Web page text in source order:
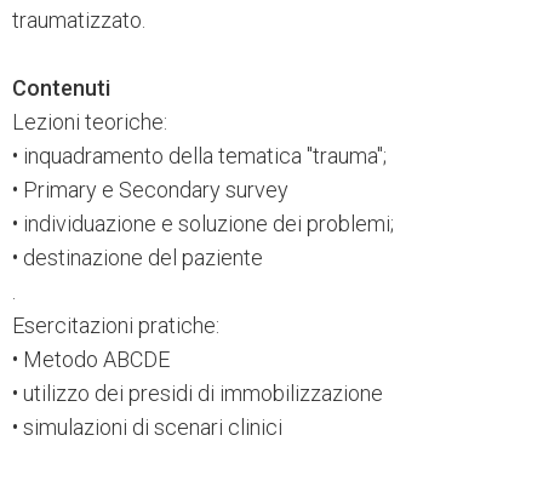
traumatizzato.
Contenuti
Lezioni teoriche:
• inquadramento della tematica "trauma";
• Primary e Secondary survey
• individuazione e soluzione dei problemi;
• destinazione del paziente
Esercitazioni pratiche:
• Metodo ABCDE
• utilizzo dei presidi di immobilizzazione
• simulazioni di scenari clinici